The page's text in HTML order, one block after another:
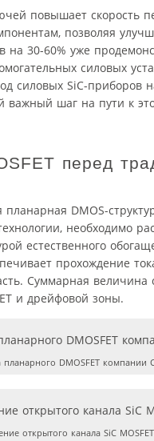
повышает скорость
позволяя
на 30-60% уже
силовых
силовых SiC-
важный шаг на пути к
перед
планарная DMOS-
необходимо
естественного
прохождение
Суммарная величина
и дрейфовой зоны.
планарного DMOSFET компании
открытого канала SiC